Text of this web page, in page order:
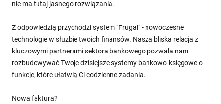
nie ma tutaj jasnego rozwiązania.
Z odpowiedzią przychodzi system "Frugal" - nowoczesne
technologie w służbie twoich finansów. Nasza bliska relacja z
kluczowymi partnerami sektora bankowego pozwala nam
rozbudowywać Twoje dzisiejsze systemy bankowo-księgowe o
funkcje, które ułatwią Ci codzienne zadania.
Nowa faktura?